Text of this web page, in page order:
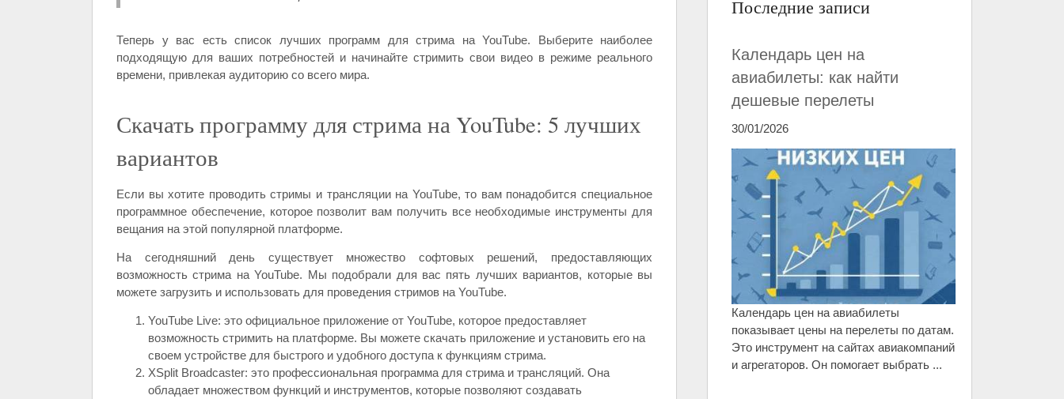
Теперь у вас есть список лучших программ для стрима на YouTube. Выберите наиболее
подходящую для ваших потребностей и начинайте стримить свои видео в режиме реального
времени, привлекая аудиторию со всего мира.
Скачать программу для стрима на YouTube: 5 лучших
вариантов
Если вы хотите проводить стримы и трансляции на YouTube, то вам понадобится специальное
программное обеспечение, которое позволит вам получить все необходимые инструменты для
вещания на этой популярной платформе.
На сегодняшний день существует множество софтовых решений, предоставляющих
возможность стрима на YouTube. Мы подобрали для вас пять лучших вариантов, которые вы
можете загрузить и использовать для проведения стримов на YouTube.
YouTube Live: это официальное приложение от YouTube, которое предоставляет
возможность стримить на платформе. Вы можете скачать приложение и установить его на
своем устройстве для быстрого и удобного доступа к функциям стрима.
XSplit Broadcaster: это профессиональная программа для стрима и трансляций. Она
обладает множеством функций и инструментов, которые позволяют создавать
Последние записи
Календарь цен на
авиабилеты: как найти
дешевые перелеты
30/01/2026
Календарь цен на авиабилеты
показывает цены на перелеты по датам.
Это инструмент на сайтах авиакомпаний
и агрегаторов. Он помогает выбрать ...